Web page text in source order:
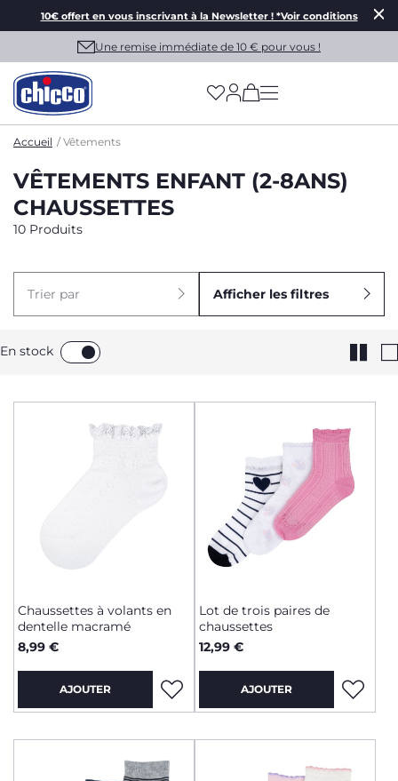
10€ offert en vous inscrivant à la Newsletter ! *Voir conditions
Une remise immédiate de 10 € pour vous !
(has more options
Accueil Vêtements
VÊTEMENTS ENFANT (2-8ANS)
CHAUSSETTES
10 Produits
Trier par Afficher les filtres
En stock
Chaussettes à volants en
dentelle macramé
8,99 €
AJOUTER
Lot de trois paires de
chaussettes
12,99 €
AJOUTER